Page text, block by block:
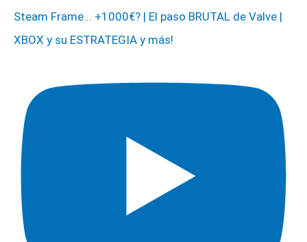
Steam Frame... +1000€? | El paso BRUTAL de Valve |
XBOX y su ESTRATEGIA y más!